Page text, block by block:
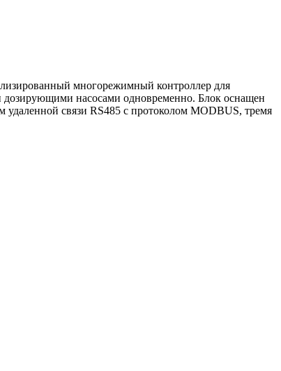
многорежимный контроллер для
дозирующими насосами одновременно. Блок оснащен
связи RS485 с протоколом MODBUS, тремя